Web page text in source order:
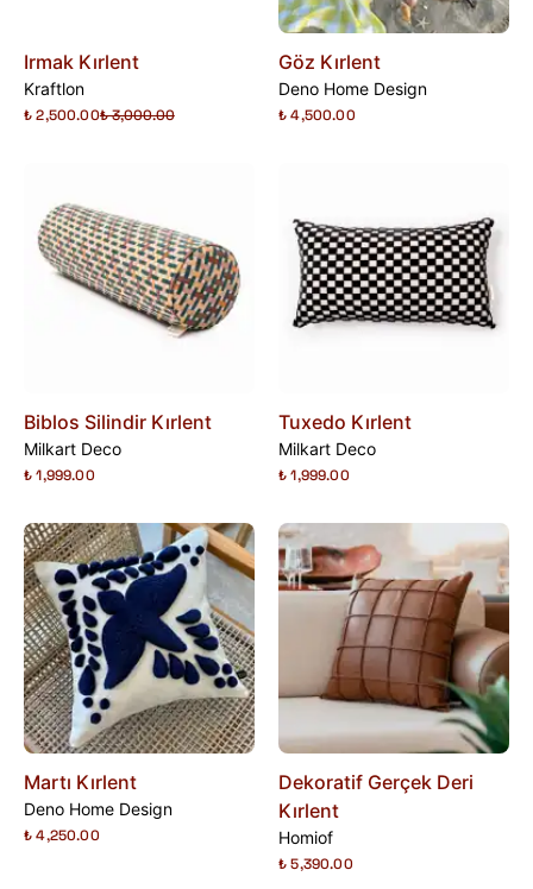
Irmak Kırlent
Kraftlon
₺ 2,500.00₺ 3,000.00
Göz Kırlent
Deno Home Design
₺ 4,500.00
Biblos Silindir Kırlent
Milkart Deco
₺ 1,999.00
Tuxedo Kırlent
Milkart Deco
₺ 1,999.00
Martı Kırlent
Deno Home Design
₺ 4,250.00
Dekoratif Gerçek Deri
Kırlent
Homiof
₺ 5,390.00